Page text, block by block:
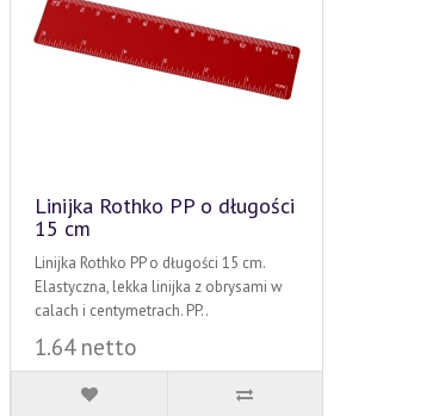
Linijka Rothko PP o długości
15 cm
Linijka Rothko PP o długości 15 cm.
Elastyczna, lekka linijka z obrysami w
calach i centymetrach. PP..
1.64 netto